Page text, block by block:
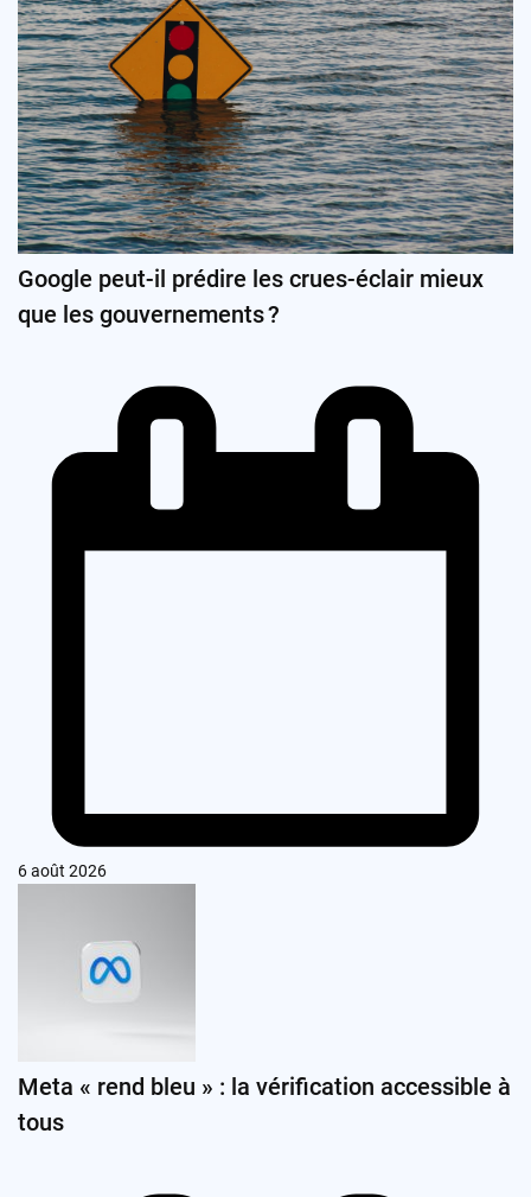
Google peut-il prédire les crues-éclair mieux
que les gouvernements ?
6 août 2026
Meta « rend bleu » : la vérification accessible à
tous